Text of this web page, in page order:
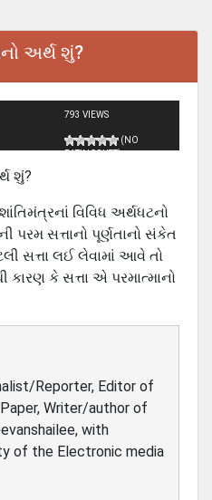
અર્થ શું?
793 VIEWS
(NO
RATINGS YET)
શું?
વિવિધ અર્થધટનો
પરમ સત્તાનો પૂર્ણતાનો સંકેત
સત્તા લઈ લેવામાં આવે તો
કારણ કે સત્તા એ પરમાત્માનો
Reporter, Editor of
Writer/author of
with
of the Electronic media